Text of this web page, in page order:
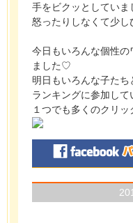
手をビクッとしていま
怒ったりしなくて少
今日もいろんな個性の
ました♡
明日もいろんな子た
ランキングに参加して
１つでも多くのクリ